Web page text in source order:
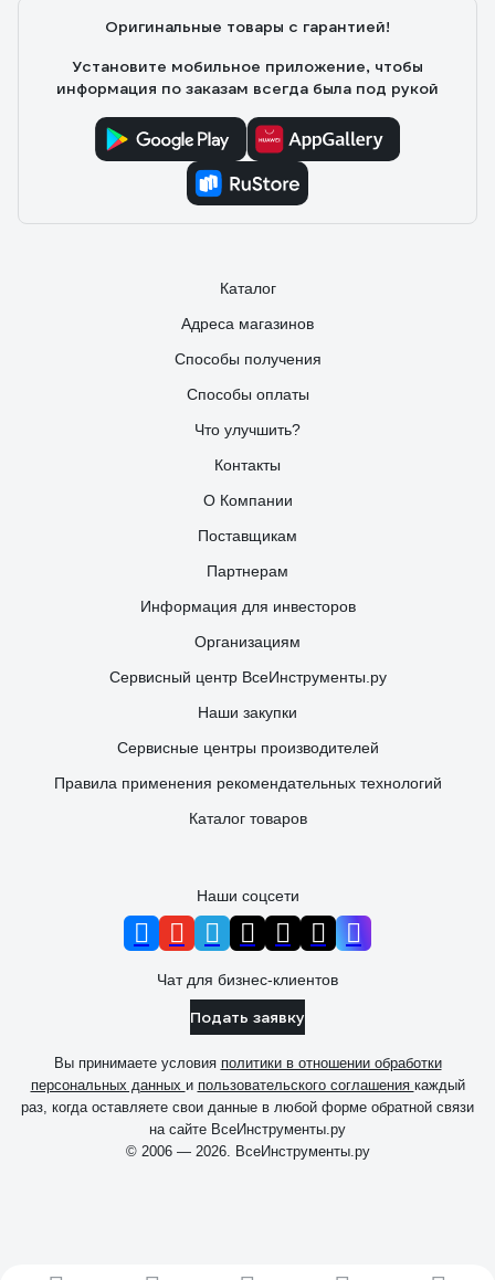
Оригинальные товары с гарантией!
Установите мобильное приложение, чтобы
информация по заказам всегда была под рукой
Каталог
Адреса магазинов
Способы получения
Способы оплаты
Что улучшить?
Контакты
О Компании
Поставщикам
Партнерам
Информация для инвесторов
Организациям
Сервисный центр ВсеИнструменты.ру
Наши закупки
Сервисные центры производителей
Правила применения рекомендательных технологий
Каталог товаров
Наши соцсети
Чат для бизнес-клиентов
Подать заявку
Вы принимаете условия политики в отношении обработки
персональных данных и пользовательского соглашения каждый
раз, когда оставляете свои данные в любой форме обратной связи
на сайте ВсеИнструменты.ру
© 2006 — 2026. ВсеИнструменты.ру